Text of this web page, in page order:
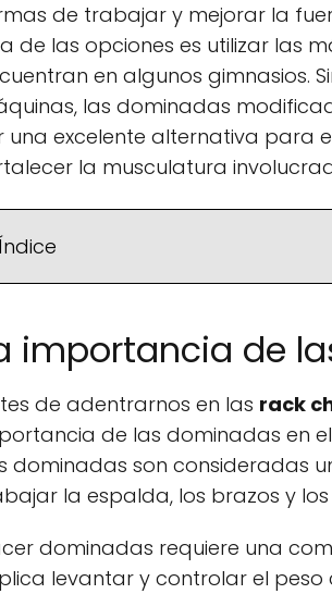
de trabajar y mejorar la
de las opciones es utilizar las
en algunos gimnasios.
las dominadas
una excelente alternativa para
la musculatura
importancia de
de adentrarnos en las rack
de las dominadas en
dominadas son consideradas
la espalda, los brazos y
dominadas requiere una
levantar y controlar el